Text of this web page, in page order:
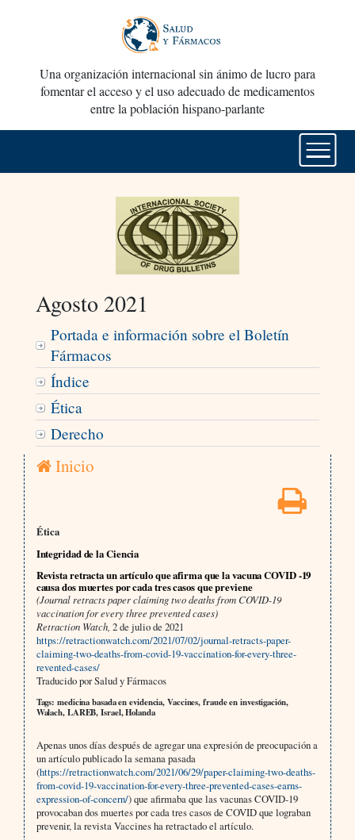
Una organización internacional sin ánimo de lucro para
fomentar el acceso y el uso adecuado de medicamentos
entre la población hispano-parlante
Agosto 2021
Portada e información sobre el Boletín
Fármacos
Índice
Ética
Derecho
Inicio
Ética
Integridad de la Ciencia
Revista retracta un artículo que afirma que la vacuna COVID -19
causa dos muertes por cada tres casos que previene
(Journal retracts paper claiming two deaths from COVID-19
vaccination for every three prevented cases)
Retraction Watch, 2 de julio de 2021
https://retractionwatch.com/2021/07/02/journal-retracts-paper-
claiming-two-deaths-from-covid-19-vaccination-for-every-three-
revented-cases/
Traducido por Salud y Fármacos
Tags: medicina basada en evidencia, Vaccines, fraude en investigación,
Walach, LAREB, Israel, Holanda
Apenas unos días después de agregar una expresión de preocupación a
un artículo publicado la semana pasada
(https://retractionwatch.com/2021/06/29/paper-claiming-two-deaths-
from-covid-19-vaccination-for-every-three-prevented-cases-earns-
expression-of-concern/) que afirmaba que las vacunas COVID-19
provocaban dos muertes por cada tres casos de COVID que lograban
prevenir, la revista Vaccines ha retractado el artículo.